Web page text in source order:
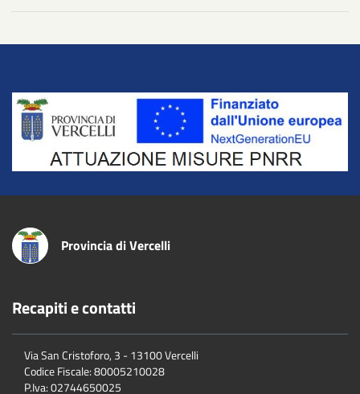
Title
Provincia di Vercelli
Recapiti e contatti
Via San Cristoforo, 3 - 13100 Vercelli
Codice Fiscale:80005210028
P.Iva:02744650025